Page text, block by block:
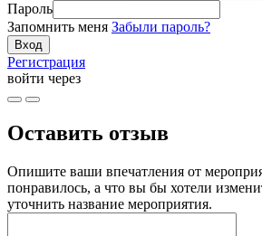
Пароль
Запомнить меня Забыли пароль?
Регистрация
войти через
Оставить отзыв
Опишите ваши впечатления от
понравилось, а что вы бы хотели
уточнить название мероприятия.